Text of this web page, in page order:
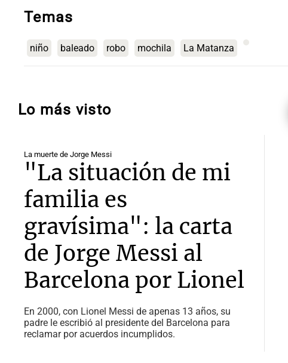
Temas
niño baleado robo mochila La Matanza
Lo más visto
La muerte de Jorge Messi
"La situación de mi
familia es
gravísima": la carta
de Jorge Messi al
Barcelona por Lionel
En 2000, con Lionel Messi de apenas 13 años, su
padre le escribió al presidente del Barcelona para
reclamar por acuerdos incumplidos.